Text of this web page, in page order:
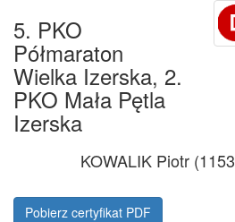
5. PKO
Półmaraton
Wielka Izerska, 2.
PKO Mała Pętla
Izerska
KOWALIK Piotr
Pobierz certyfikat PDF